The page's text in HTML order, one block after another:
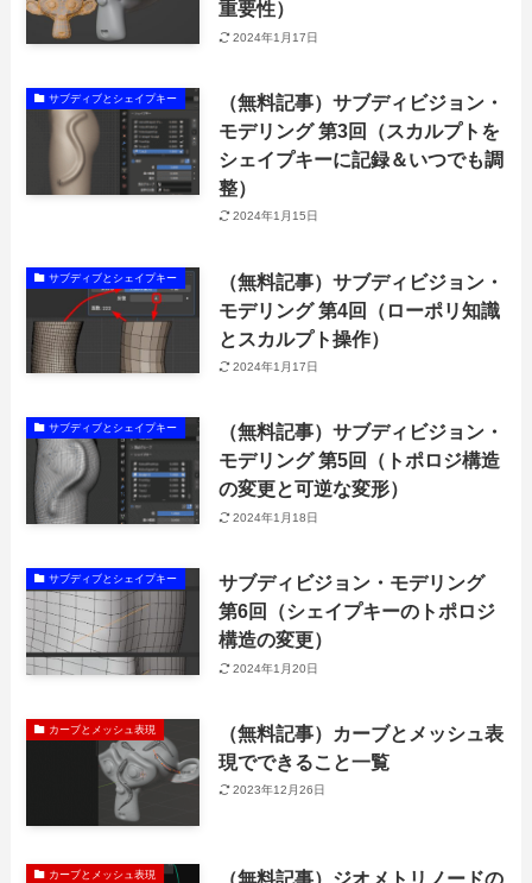
重要性）
2024年1月17日
サブディブとシェイプキー
（無料記事）サブディビジョン・
モデリング 第3回（スカルプトを
シェイプキーに記録＆いつでも調
整）
2024年1月15日
サブディブとシェイプキー
（無料記事）サブディビジョン・
モデリング 第4回（ローポリ知識
とスカルプト操作）
2024年1月17日
サブディブとシェイプキー
（無料記事）サブディビジョン・
モデリング 第5回（トポロジ構造
の変更と可逆な変形）
2024年1月18日
サブディブとシェイプキー
サブディビジョン・モデリング
第6回（シェイプキーのトポロジ
構造の変更）
2024年1月20日
カーブとメッシュ表現
（無料記事）カーブとメッシュ表
現でできること一覧
2023年12月26日
カーブとメッシュ表現
（無料記事）ジオメトリノードの